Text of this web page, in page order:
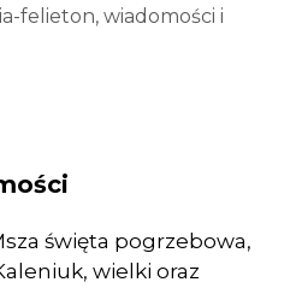
felieton, wiadomości i
święta pogrzebowa,
wielki oraz